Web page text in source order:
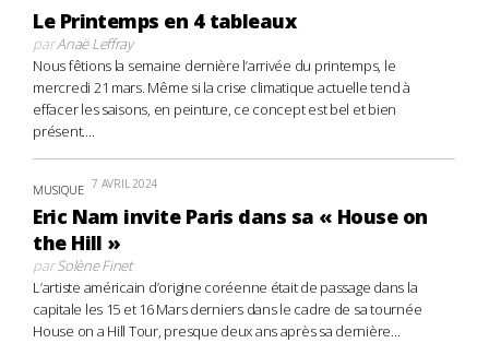
Le Printemps en 4 tableaux
parAnaë Leffray
Nous fêtions la semaine dernière l’arrivée du printemps, le
mercredi 21 mars. Même si la crise climatique actuelle tend à
effacer les saisons, en peinture, ce concept est bel et bien
présent....
MUSIQUE 7 AVRIL 2024
Eric Nam invite Paris dans sa « House on
the Hill »
parSolène Finet
L’artiste américain d’origine coréenne était de passage dans la
capitale les 15 et 16 Mars derniers dans le cadre de sa tournée
House on a Hill Tour, presque deux ans après sa dernière...